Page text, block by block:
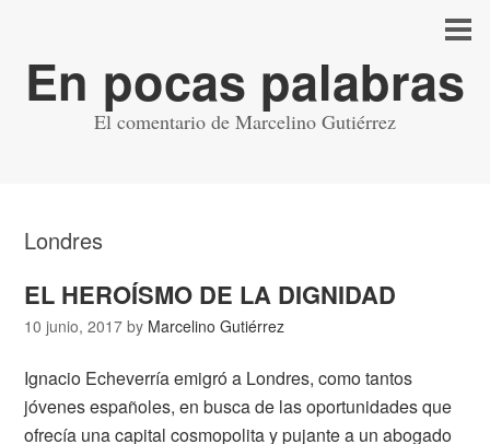
En pocas palabras
El comentario de Marcelino Gutiérrez
Londres
EL HEROÍSMO DE LA DIGNIDAD
10 junio, 2017 by Marcelino Gutiérrez
Ignacio Echeverría emigró a Londres, como tantos
jóvenes españoles, en busca de las oportunidades que
ofrecía una capital cosmopolita y pujante a un abogado